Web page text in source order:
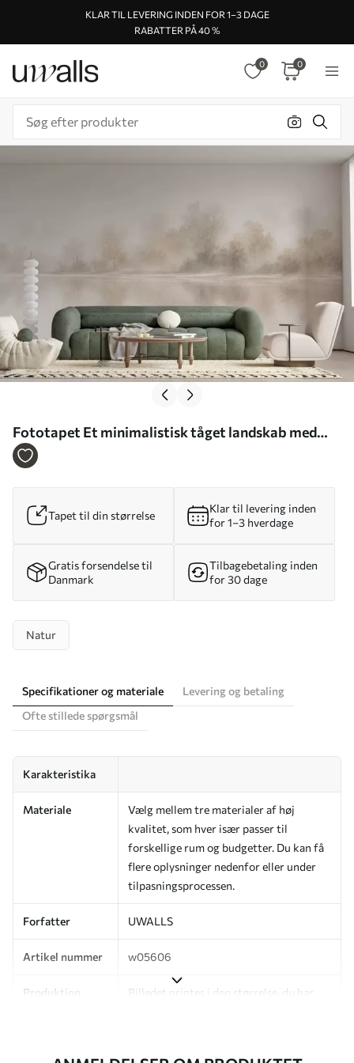
KLAR TIL LEVERING INDEN FOR 1–3 DAGE
RABATTER PÅ 40 %
0 0
Fototapet Et minimalistisk tåget landskab med
sarte spejlinger i varme, neutrale farver Nr.
Tapet til din størrelse
Klar til levering inden
for 1–3 hverdage
Gratis forsendelse til
Danmark
Tilbagebetaling inden
for 30 dage
Natur
Specifikationer og materiale
Levering og betaling
Ofte stillede spørgsmål
Karakteristika
Materiale
Vælg mellem tre materialer af høj
kvalitet, som hver især passer til
forskellige rum og budgetter. Du kan få
flere oplysninger nedenfor eller under
tilpasningsprocessen.
Forfatter UWALLS
Artikel nummer w05606
Produktion
Billedet printes i den størrelse, du har